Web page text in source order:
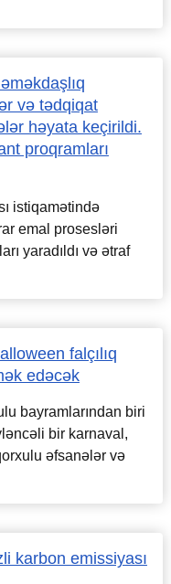
və tədqiqat
həyata keçirildi.
proqramları
istiqamətində
emal prosesləri
yaradıldı və ətraf
falçılıq
edəcək
bayramlarından biri
bir karnaval,
əfsanələr və
karbon emissiyası